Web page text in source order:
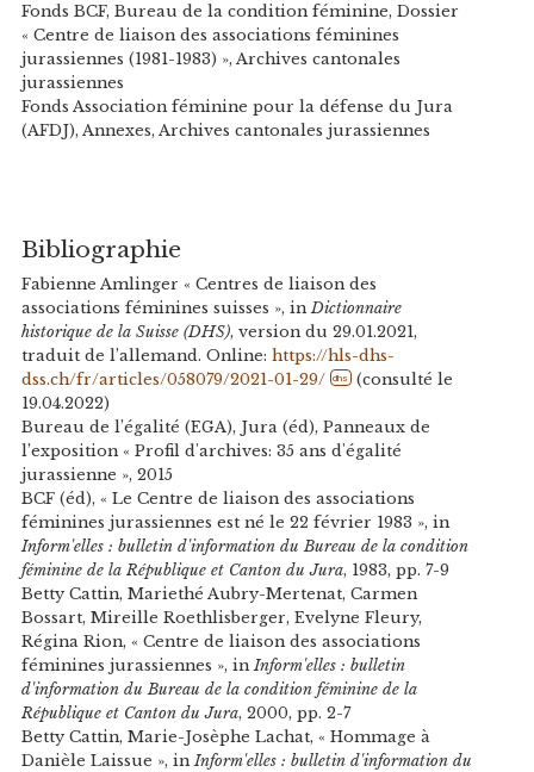
Fonds BCF, Bureau de la condition féminine, Dossier
« Centre de liaison des associations féminines
jurassiennes (1981-1983) », Archives cantonales
jurassiennes
Fonds Association féminine pour la défense du Jura
(AFDJ), Annexes, Archives cantonales jurassiennes
Bibliographie
Fabienne Amlinger « Centres de liaison des
associations féminines suisses », inDictionnaire
historique de la Suisse (DHS), version du 29.01.2021,
traduit de l’allemand. Online: https://hls-dhs-
dss.ch/fr/articles/058079/2021-01-29/
dhs (consulté le
19.04.2022)
Bureau de l’égalité (EGA), Jura (éd), Panneaux de
l’exposition « Profil d'archives: 35 ans d'égalité
jurassienne », 2015
BCF (éd), « Le Centre de liaison des associations
féminines jurassiennes est né le 22 février 1983 », in
Inform'elles : bulletin d'information du Bureau de la condition
féminine de la République et Canton du Jura, 1983, pp. 7-9
Betty Cattin, Mariethé Aubry-Mertenat, Carmen
Bossart, Mireille Roethlisberger, Evelyne Fleury,
Régina Rion, « Centre de liaison des associations
féminines jurassiennes », inInform'elles : bulletin
d'information du Bureau de la condition féminine de la
République et Canton du Jura, 2000, pp. 2-7
Betty Cattin, Marie-Josèphe Lachat, « Hommage à
Danièle Laissue », inInform'elles : bulletin d'information du